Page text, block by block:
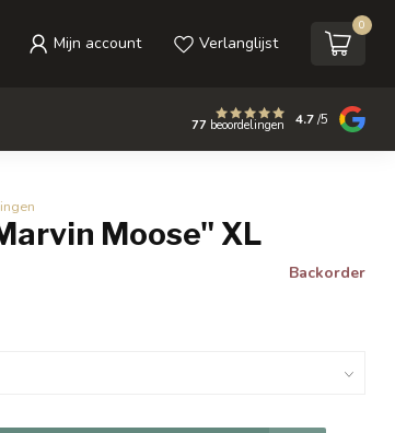
Mijn account Verlanglijst
0
77 beoordelingen 4.7/5
Moose" XL
Backorder